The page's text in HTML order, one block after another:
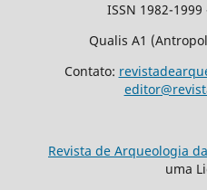
ISSN 1982-
Qualis A1
Contato:
Revista de Arqueologia
uma